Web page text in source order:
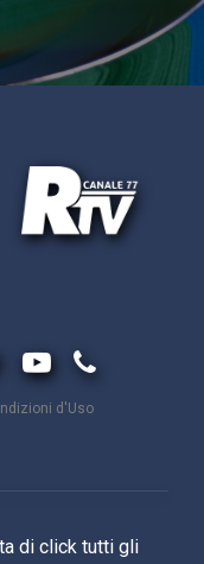
d'Uso
di click tutti gli